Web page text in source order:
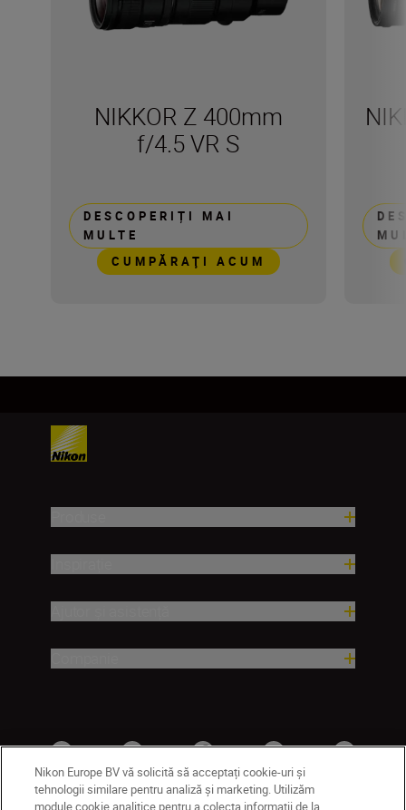
NIKKOR Z 400mm
f/4.5 VR S
DESCOPERIȚI MAI
MULTE
CUMPĂRAŢI ACUM
Nikon Europe BV vă solicită să acceptați cookie-uri și
tehnologii similare pentru analiză și marketing. Utilizăm
module cookie analitice pentru a colecta informații de la